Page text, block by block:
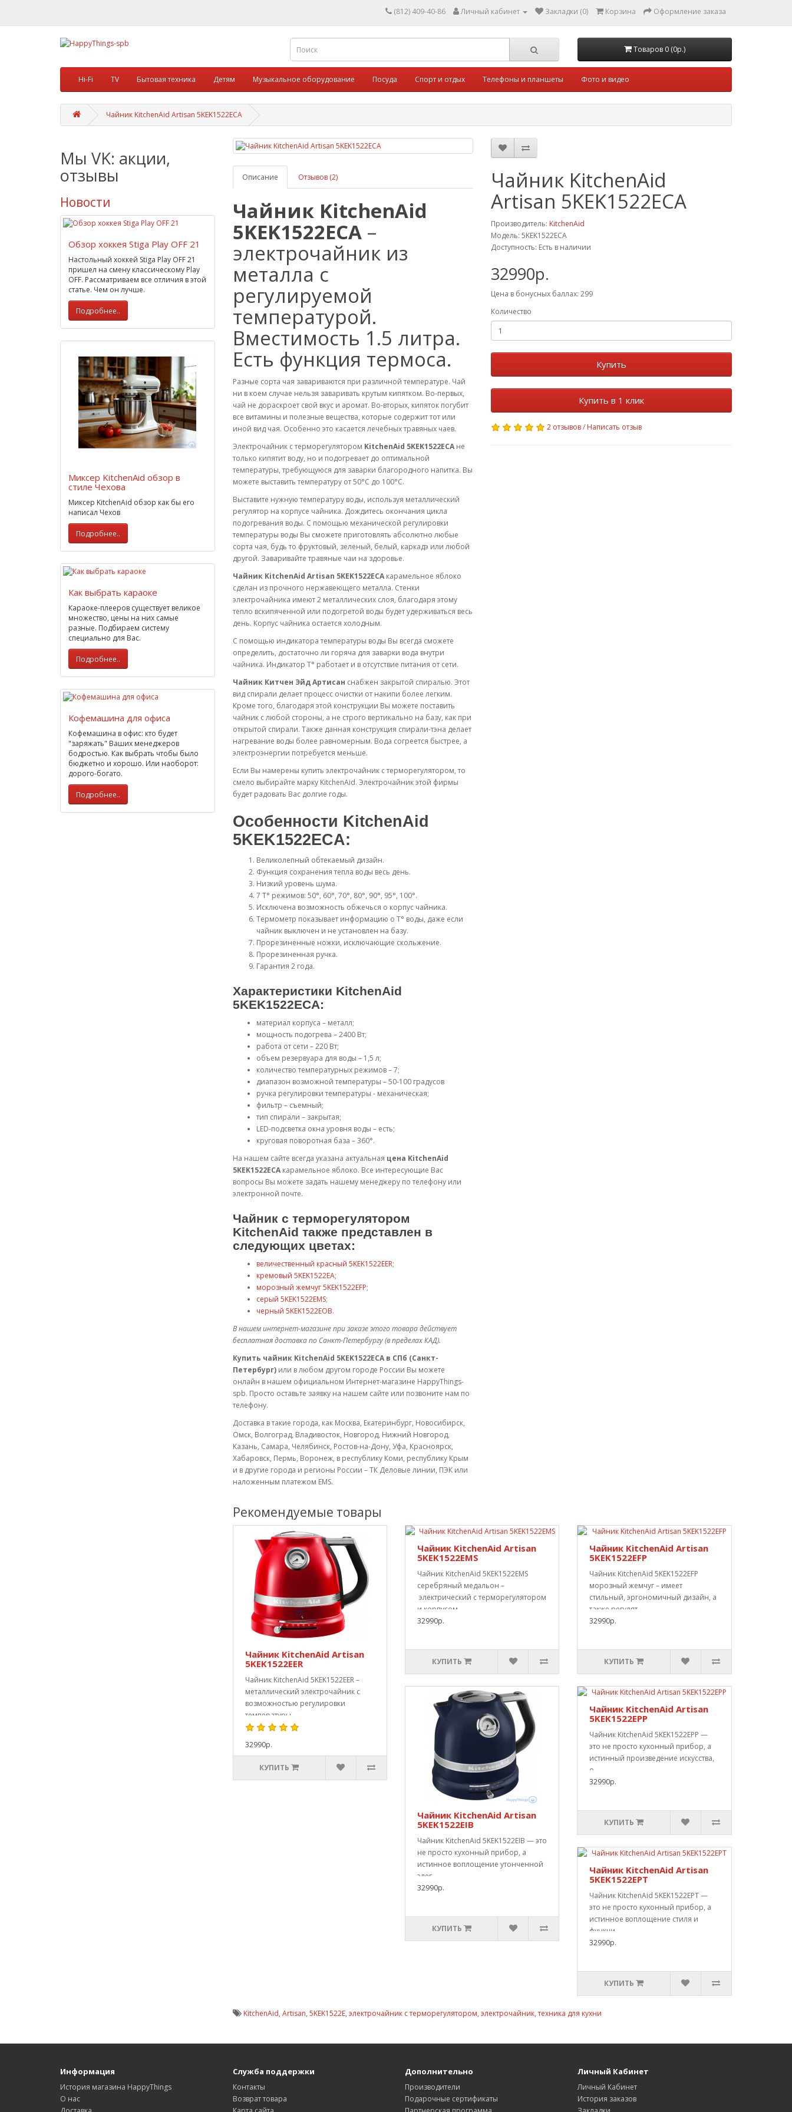
(812) 409-40-86 Личный кабинет Закладки (0) Корзина Оформление заказа
Товаров 0 (0р.)
Hi-Fi TV Бытовая техника Детям Музыкальное оборудование Посуда Спорт и отдых Телефоны и планшеты Фото и видео
Чайник KitchenAid Artisan 5KEK1522ECA
Мы VK: акции,
отзывы
Новости
Обзор хоккея Stiga Play OFF 21
Настольный хоккей Stiga Play OFF 21
пришел на смену классическому Play
OFF. Рассматриваем все отличия в этой
статье. Чем он лучше.
Подробнее..
Миксер KitchenAid обзор в
стиле Чехова
Миксер KitchenAid обзор как бы его
написал Чехов
Подробнее..
Как выбрать караоке
Караоке-плееров существует великое
множество, цены на них самые
разные. Подбираем систему
специально для Вас.
Подробнее..
Кофемашина для офиса
Кофемашина в офис: кто будет
"заряжать" Ваших менеджеров
бодростью. Как выбрать чтобы было
бюджетно и хорошо. Или наоборот:
дорого-богато.
Подробнее..
Описание Отзывов (2)
Чайник KitchenAid
5KEK1522ECA–
электрочайник из
металла с
регулируемой
температурой.
Вместимость 1.5 литра.
Есть функция термоса.
Разные сорта чая завариваются при различной температуре. Чай
ни в коем случае нельзя заваривать крутым кипятком. Во-первых,
чай не дораскроет свой вкус и аромат. Во-вторых, кипяток погубит
все витамины и полезные вещества, которые содержит тот или
иной вид чая. Особенно это касается лечебных травяных чаев.
Электрочайник с терморегулятором KitchenAid 5KEK1522ECAне
только кипятит воду, но и подогревает до оптимальной
температуры, требующуюся для заварки благородного напитка. Вы
можете выставить температуру от 50°C до 100°C.
Выставите нужную температуру воды, используя металлический
регулятор на корпусе чайника. Дождитесь окончания цикла
подогревания воды. С помощью механической регулировки
температуры воды Вы сможете приготовлять абсолютно любые
сорта чая, будь то фруктовый, зеленый, белый, каркадэ или любой
другой. Заваривайте травяные чаи на здоровье.
Чайник KitchenAid Artisan 5KEK1522ECAкарамельное яблоко
сделан из прочного нержавеющего металла. Стенки
электрочайника имеют 2 металлических слоя, благодаря этому
тепло вскипяченной или подогретой воды будет удерживаться весь
день. Корпус чайника остается холодным.
С помощью индикатора температуры воды Вы всегда сможете
определить, достаточно ли горяча для заварки вода внутри
чайника. Индикатор T° работает и в отсутствие питания от сети.
Чайник Китчен Эйд Артисан снабжен закрытой спиралью. Этот
вид спирали делает процесс очистки от накипи более легким.
Кроме того, благодаря этой конструкции Вы можете поставить
чайник с любой стороны, а не строго вертикально на базу, как при
открытой спирали. Также данная конструкция спирали-тэна делает
нагревание воды более равномерным. Вода согреется быстрее, а
электроэнергии потребуется меньше.
Если Вы намерены купить электрочайник с терморегулятором, то
смело выбирайте марку KitchenAid. Электрочайник этой фирмы
будет радовать Вас долгие годы.
Особенности KitchenAid
5KEK1522ECA:
Великолепный обтекаемый дизайн.
Функция сохранения тепла воды весь день.
Низкий уровень шума.
7 T° режимов: 50°, 60°, 70°, 80°, 90°, 95°, 100°.
Исключена возможность обжечься о корпус чайника.
Термометр показывает информацию о T° воды, даже если
чайник выключен и не установлен на базу.
Прорезиненные ножки, исключающие скольжение.
Прорезиненная ручка.
Гарантия 2 года.
Характеристики KitchenAid
5KEK1522ECA:
материал корпуса – металл;
мощность подогрева – 2400 Вт;
работа от сети – 220 Вт;
объем резервуара для воды – 1,5 л;
количество температурных режимов – 7;
диапазон возможной температуры – 50-100 градусов
ручка регулировки температуры - механическая;
фильтр – съемный;
тип спирали – закрытая;
LED-подсветка окна уровня воды – есть;
круговая поворотная база – 360°.
На нашем сайте всегда указана актуальная цена KitchenAid
5KEK1522ECAкарамельное яблоко. Все интересующие Вас
вопросы Вы можете задать нашему менеджеру по телефону или
электронной почте.
Чайник с терморегулятором
KitchenAid также представлен в
следующих цветах:
величественный красный 5KEK1522EER;
кремовый 5KEK1522EA;
морозный жемчуг 5KEK1522EFP;
серый 5KEK1522EMS;
черный 5KEK1522EOB.
В нашем интернет-магазине при заказе этого товара действует
бесплатная доставка по Санкт-Петербургу (в пределах КАД).
Купить чайник KitchenAid 5KEK1522ECA в СПб (Санкт-
Петербург)или в любом другом городе России Вы можете
онлайн в нашем официальном Интернет-магазине HappyThings-
spb. Просто оставьте заявку на нашем сайте или позвоните нам по
телефону.
Доставка в такие города, как Москва, Екатеринбург, Новосибирск,
Омск, Волгоград, Владивосток, Новгород, Нижний Новгород,
Казань, Самара, Челябинск, Ростов-на-Дону, Уфа, Красноярск,
Хабаровск, Пермь, Воронеж, в республику Коми, республику Крым
и в другие города и регионы России – ТК Деловые линии, ПЭК или
наложенным платежом EMS.
Чайник KitchenAid
Artisan 5KEK1522ECA
Производитель: KitchenAid
Модель: 5KEK1522ECA
Доступность: Есть в наличии
32990р.
Цена в бонусных баллах: 299
Количество
Купить
Купить в 1 клик
2 отзывов/ Написать отзыв
Рекомендуемые товары
Чайник KitchenAid Artisan
5KEK1522EER
Чайник KitchenAid 5KEK1522EER –
металлический электрочайник с
возможностью регулировки
температуры. ..
32990р.
КУПИТЬ
Чайник KitchenAid Artisan
5KEK1522EMS
Чайник KitchenAid 5KEK1522EMS
серебряный медальон –
электрический с терморегулятором
и корпусом..
32990р.
КУПИТЬ
Чайник KitchenAid Artisan
5KEK1522EFP
Чайник KitchenAid 5KEK1522EFP
морозный жемчуг – имеет
стильный, эргономичный дизайн, а
также регулят..
32990р.
КУПИТЬ
Чайник KitchenAid Artisan
5KEK1522EIB
Чайник KitchenAid 5KEK1522EIB — это
не просто кухонный прибор, а
истинное воплощение утонченной
элег..
32990р.
КУПИТЬ
Чайник KitchenAid Artisan
5KEK1522EPP
Чайник KitchenAid 5KEK1522EPP —
это не просто кухонный прибор, а
истинный произведение искусства,
о..
32990р.
КУПИТЬ
Чайник KitchenAid Artisan
5KEK1522EPT
Чайник KitchenAid 5KEK1522EPT —
это не просто кухонный прибор, а
истинное воплощение стиля и
функци..
32990р.
КУПИТЬ
KitchenAid, Artisan, 5KEK1522E, электрочайник с терморегулятором, электрочайник,техника для кухни
Информация
История магазина HappyThings
О нас
Служба поддержки
Контакты
Возврат товара
Дополнительно
Производители
Подарочные сертификаты
Личный Кабинет
Личный Кабинет
История заказов